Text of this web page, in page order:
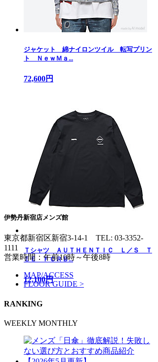
ジャケット 綿ナイロンツイル 転写プリン
ト ＮｅｗＭａ...
72,600円
Ｔシャツ ＡＵＴＨＥＮＴＩＣ Ｌ／Ｓ Ｔ
ＥＥ ＦＣＲＢ...
12,100円
伊勢丹新宿店メンズ館
東京都新宿区新宿3-14-1 TEL: 03-3352-
1111
営業時間：午前10時～午後8時
MAP/ACCESS
FLOOR GUIDE >
RANKING
WEEKLY MONTHLY